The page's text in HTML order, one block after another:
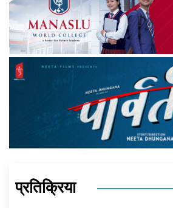
प्रतिक्रिया